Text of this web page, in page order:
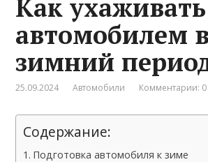
Как ухаживать
автомобилем в
зимний
25.09.2024 Автомобили Комментарии: 0
Содержание:
Подготовка автомобиля к зиме